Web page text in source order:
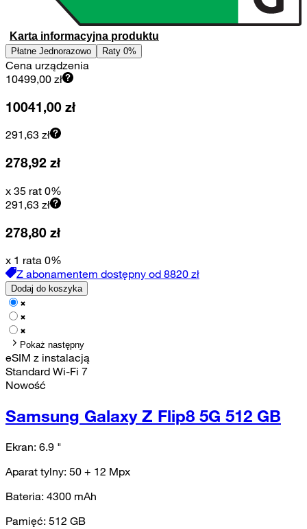
Karta informacyjna produktu
Płatne Jednorazowo Raty 0%
Cena urządzenia
10499,00 zł
10041,00 zł
291,63 zł
278,92 zł
x 35 rat 0%
291,63 zł
278,80 zł
x 1 rata 0%
Z abonamentem dostępny od 8820 zł
Dodaj do koszyka
Pokaż następny
eSIM z instalacją
Standard Wi-Fi 7
Nowość
Samsung Galaxy Z Flip8 5G 512 GB
Ekran: 6.9 "
Aparat tylny: 50 + 12 Mpx
Bateria: 4300 mAh
Pamięć: 512 GB